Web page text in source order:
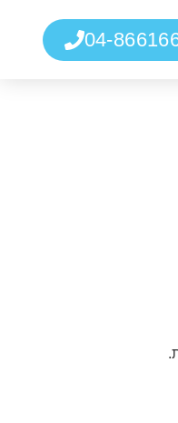
04-